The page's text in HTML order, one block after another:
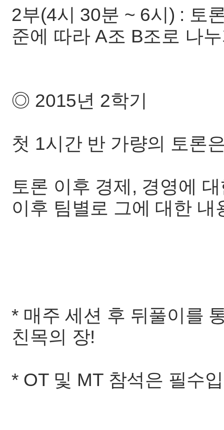
2부(4시 30분 ~ 6시) : 토
준에 따라 A조 B조로 나
◎ 2015년 2학기
첫 1시간 반 가량의 토론
토론 이후 경제, 경영에
이후 팀별로 그에 대한
* 매주 세션 후 뒤풀이를
친목의 장!
* OT 및 MT 참석은 필수